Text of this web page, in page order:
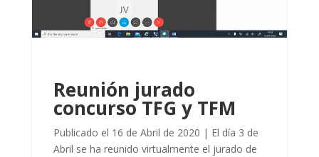
Reunión jurado
concurso TFG y TFM
Publicado el 16 de Abril de 2020 | El día 3 de
Abril se ha reunido virtualmente el jurado de